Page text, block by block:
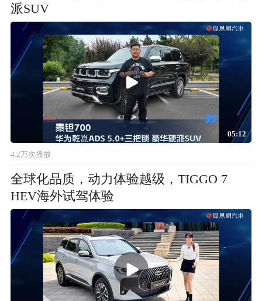
派SUV
05:12
4.2万次播放
全球化品质，动力体验越级，TIGGO 7
HEV海外试驾体验